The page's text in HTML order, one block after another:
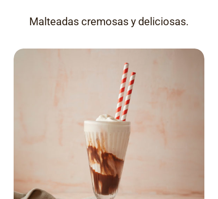
Malteadas cremosas y deliciosas.